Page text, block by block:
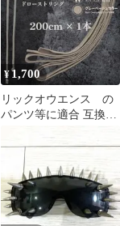
¥1,700
リックオウエンス の
パンツ等に適合 互換性
ーストリング